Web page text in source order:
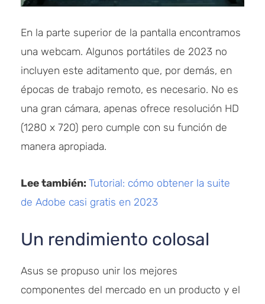
En la parte superior de la pantalla encontramos
una webcam. Algunos portátiles de 2023 no
incluyen este aditamento que, por demás, en
épocas de trabajo remoto, es necesario. No es
una gran cámara, apenas ofrece resolución HD
(1280 x 720) pero cumple con su función de
manera apropiada.
Lee también: Tutorial: cómo obtener la suite
de Adobe casi gratis en 2023
Un rendimiento colosal
Asus se propuso unir los mejores
componentes del mercado en un producto y el